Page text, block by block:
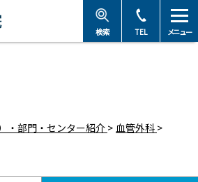
メニュー
TEL
検索
・部門・センター紹介 > 血管外科 >